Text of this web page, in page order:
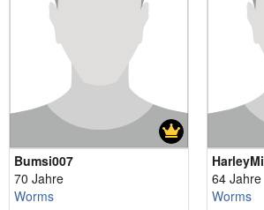
Bumsi007
70 Jahre
Worms
HarleyMi
64 Jahre
Worms